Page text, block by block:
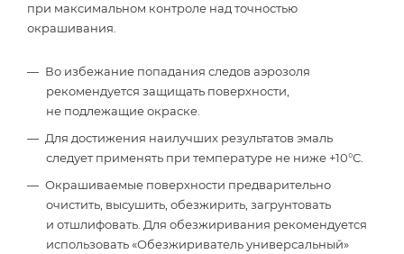
при максимальном контроле над точностью
окрашивания.
Во избежание попадания следов аэрозоля
рекомендуется защищать поверхности,
не подлежащие окраске.
Для достижения наилучших результатов эмаль
следует применять при температуре не ниже +10°С.
Окрашиваемые поверхности предварительно
очистить, высушить, обезжирить, загрунтовать
и отшлифовать. Для обезжиривания рекомендуется
использовать «Обезжириватель универсальный»